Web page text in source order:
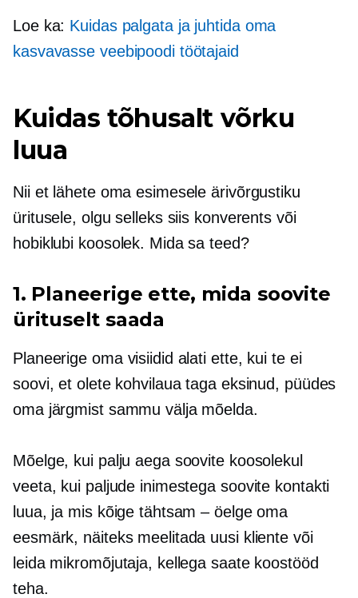
Loe ka: Kuidas palgata ja juhtida oma
kasvavasse veebipoodi töötajaid
Kuidas tõhusalt võrku
luua
Nii et lähete oma esimesele ärivõrgustiku
üritusele, olgu selleks siis konverents või
hobiklubi koosolek. Mida sa teed?
1. Planeerige ette, mida soovite
ürituselt saada
Planeerige oma visiidid alati ette, kui te ei
soovi, et olete kohvilaua taga eksinud, püüdes
oma järgmist sammu välja mõelda.
Mõelge, kui palju aega soovite koosolekul
veeta, kui paljude inimestega soovite kontakti
luua, ja mis kõige tähtsam – öelge oma
eesmärk, näiteks meelitada uusi kliente või
leida mikromõjutaja, kellega saate koostööd
teha.